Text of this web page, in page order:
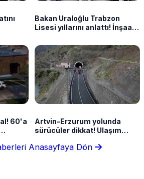
Bakan Uraloğlu Trabzon
Lisesi yıllarını anlattı! İnşaat
60'a
Artvin-Erzurum yolunda
sürücüler dikkat! Ulaşım
Anasayfaya Dön